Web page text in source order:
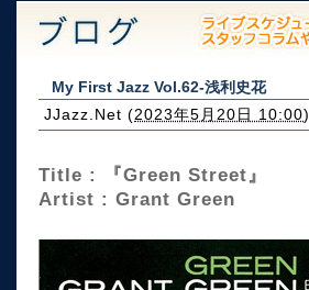
My First Jazz Vol.62-浅利史花
JJazz.Net (2023年5月20日 10:00)
Title : 『Green Street』
Artist : Grant Green